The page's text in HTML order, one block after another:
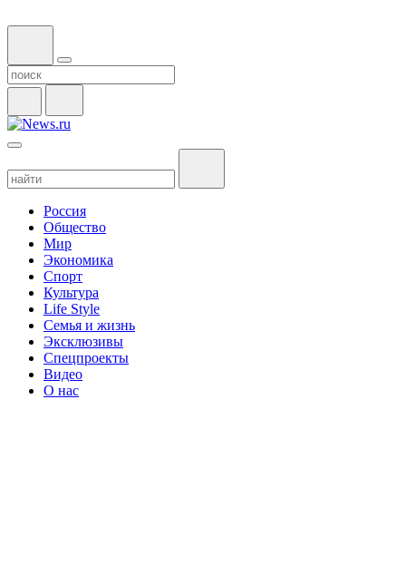
Россия
Общество
Мир
Экономика
Спорт
Культура
Life Style
Семья и жизнь
Эксклюзивы
Спецпроекты
Видео
О нас